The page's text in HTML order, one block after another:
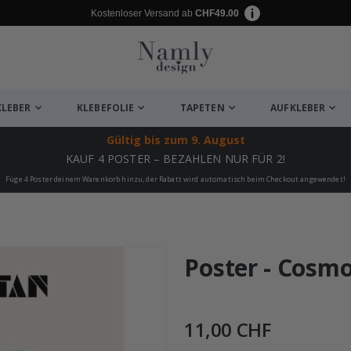
Kostenloser Versand ab CHF49.00
KLEBEFOLIE TAPETEN AUFKLEBER
Gültig bis zum 9. August
KAUF 4 POSTER – BEZAHLEN NUR FÜR 2!
Füge 4 Poster deinem Warenkorb hinzu, der Rabatt wird automatisch beim Checkout angewendet!
Poster -
11,00 CHF